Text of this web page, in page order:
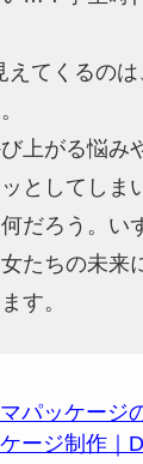
えてくるの
上がる悩み
としてしま
だろう。い
たちの未来
す。
パッケージ
ージ制作｜